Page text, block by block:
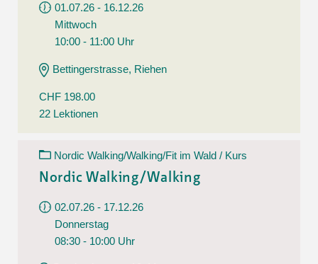
01.07.26 - 16.12.26
Mittwoch
10:00 - 11:00 Uhr
Bettingerstrasse, Riehen
CHF 198.00
22 Lektionen
Nordic Walking/Walking/Fit im Wald / Kurs
Nordic Walking/Walking
02.07.26 - 17.12.26
Donnerstag
08:30 - 10:00 Uhr